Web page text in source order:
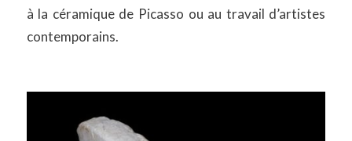
à la céramique de Picasso ou au travail d’artistes
contemporains.